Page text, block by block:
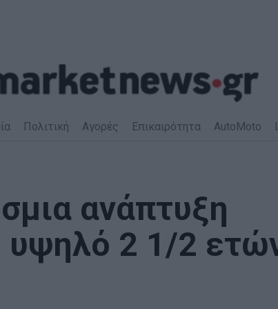
Πολιτική Αγορές Επικαιρότητα AutoMoto
ανάπτυξη
υψηλό 2 1/2